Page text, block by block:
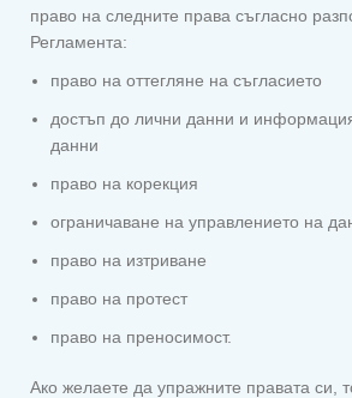
право на следните права съгласно
Регламента:
право на оттегляне на съгласието
достъп до лични данни и
данни
право на корекция
ограничаване на управлението на
право на изтриване
право на протест
право на преносимост.
Ако желаете да упражните правата си,